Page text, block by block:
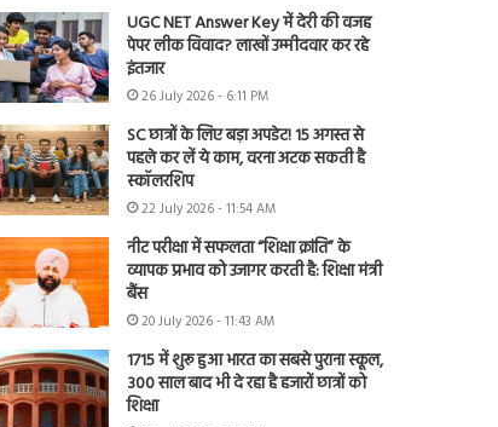
UGC NET Answer Key में देरी की वजह
पेपर लीक विवाद? लाखों उम्मीदवार कर रहे
इंतजार
26 July 2026 - 6:11 PM
SC छात्रों के लिए बड़ा अपडेट! 15 अगस्त से
पहले कर लें ये काम, वरना अटक सकती है
स्कॉलरशिप
22 July 2026 - 11:54 AM
नीट परीक्षा में सफलता “शिक्षा क्रांति” के
व्यापक प्रभाव को उजागर करती है: शिक्षा मंत्री
बैंस
20 July 2026 - 11:43 AM
1715 में शुरू हुआ भारत का सबसे पुराना स्कूल,
300 साल बाद भी दे रहा है हजारों छात्रों को
शिक्षा